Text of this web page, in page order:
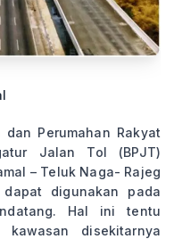
dan Perumahan Rakyat
Jalan Tol (BPJT)
– Teluk Naga- Rajeg
digunakan pada
Hal ini tentu
disekitarnya